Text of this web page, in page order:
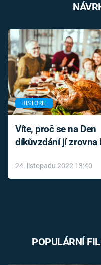
HISTORIE
Víte, proč se na Den
díkůvzdání jí zrovna
24. listopadu 2022 13:40
POPULÁRNÍ